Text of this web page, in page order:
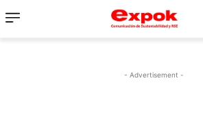
- Advertisement -